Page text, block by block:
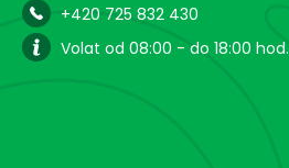
+420 725 832 430
Volat od 08:00 - do 18:00 hod.